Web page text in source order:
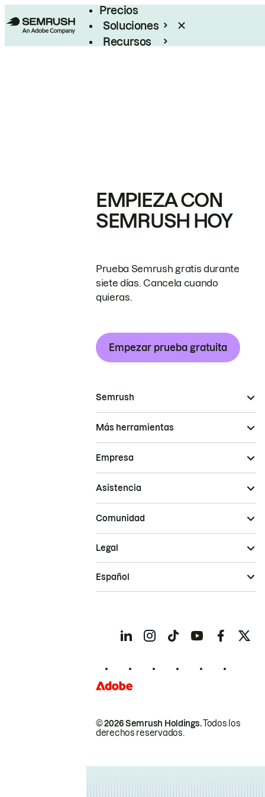
Precios
Soluciones
Recursos
EMPIEZA CON
SEMRUSH HOY
Prueba Semrush gratis durante
siete días. Cancela cuando
quieras.
Empezar prueba gratuita
Semrush
Más herramientas
Empresa
Asistencia
Comunidad
© 2026 Semrush Holdings.Todos los
derechos reservados.
Legal
Español